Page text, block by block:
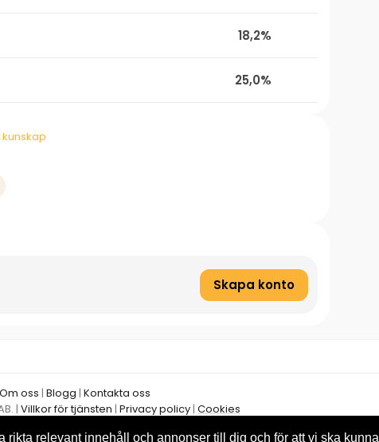
18,2%
25,0%
Skapa konto
Om oss | Blogg | Kontakta oss
| Villkor för tjänsten | Privacy policy| Cookies
Byt språk:
relevant innehåll och annonser till dig och för att vi ska kunna